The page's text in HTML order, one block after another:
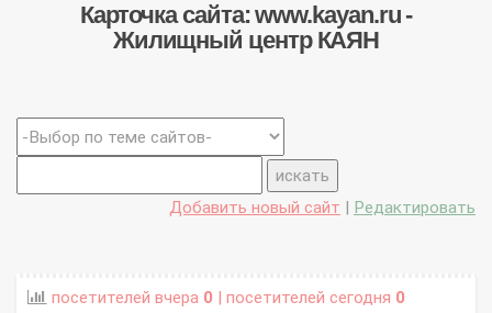
Карточка сайта: www.kayan.ru -
Жилищный центр КАЯН
Добавить новый сайт Редактировать
посетителей вчера 0 | посетителей сегодня 0